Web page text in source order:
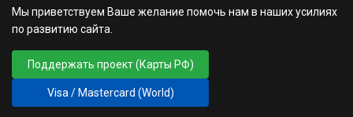
Мы приветствуем Ваше желание помочь нам в наших усилиях
по развитию сайта.
Поддержать проект (Карты РФ)
Visa / Mastercard (World)